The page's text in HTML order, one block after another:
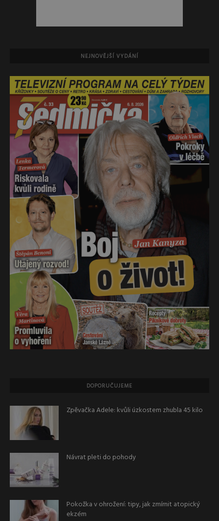
NEJNOVĚJŠÍ VYDÁNÍ
DOPORUČUJEME
Zpěvačka Adele: kvůli úzkostem zhubla 45 kilo
Návrat pleti do pohody
Pokožka v ohrožení: tipy, jak zmírnit atopický
ekzém